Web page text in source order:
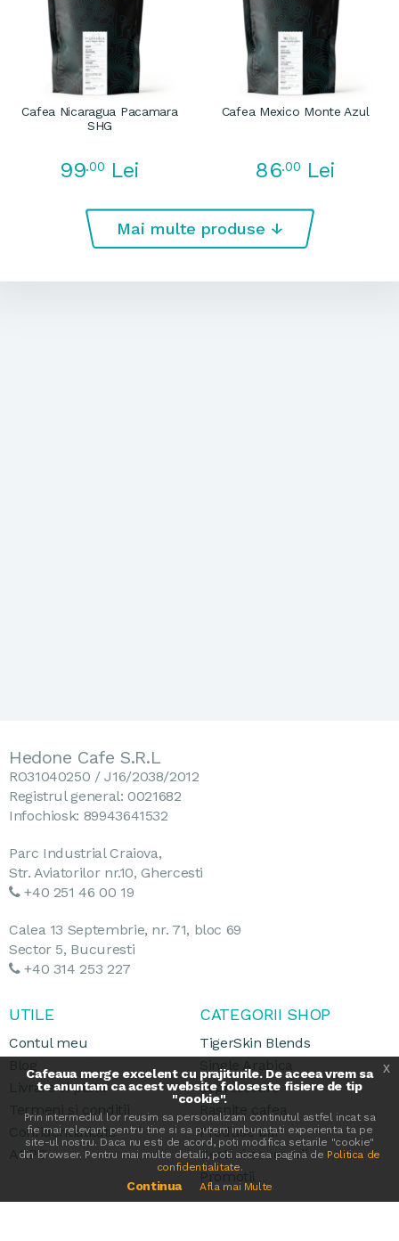
Cafea Nicaragua Pacamara
SHG
99.00 Lei
Cafea Mexico Monte Azul
86.00 Lei
Mai multe produse ↓
Hedone Cafe S.R.L
RO31040250 / J16/2038/2012
Registrul general: 0021682
Infochiosk: 89943641532
Parc Industrial Craiova,
Str. Aviatorilor nr.10, Ghercesti
+40 251 46 00 19
Calea 13 Septembrie, nr. 71, bloc 69
Sector 5, Bucuresti
+40 314 253 227
UTILE
Contul meu
Livrare si plata
Termeni si conditii
Confidentialitate
ANPC
CATEGORII SHOP
TigerSkin Blends
Single Arabica
Espressoare
Rasnite cafea
Produse bar
Cesti si accesorii
Promotii
Cafeaua merge excelent cu prajiturile. De aceea vrem sa
te anuntam ca acest website foloseste fisiere de tip
"cookie".
Prin intermediul lor reusim sa personalizam continutul astfel incat sa
fie mai relevant pentru tine si sa putem imbunatati experienta ta pe
site-ul nostru. Daca nu esti de acord, poti modifica setarile "cookie"
din browser. Pentru mai multe detalii, poti accesa pagina de Politica de
confidentialitate.
Continua Afla mai Multe
x